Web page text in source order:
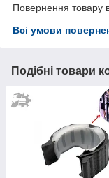
Повернення товару
Всі умови
Подібні товари